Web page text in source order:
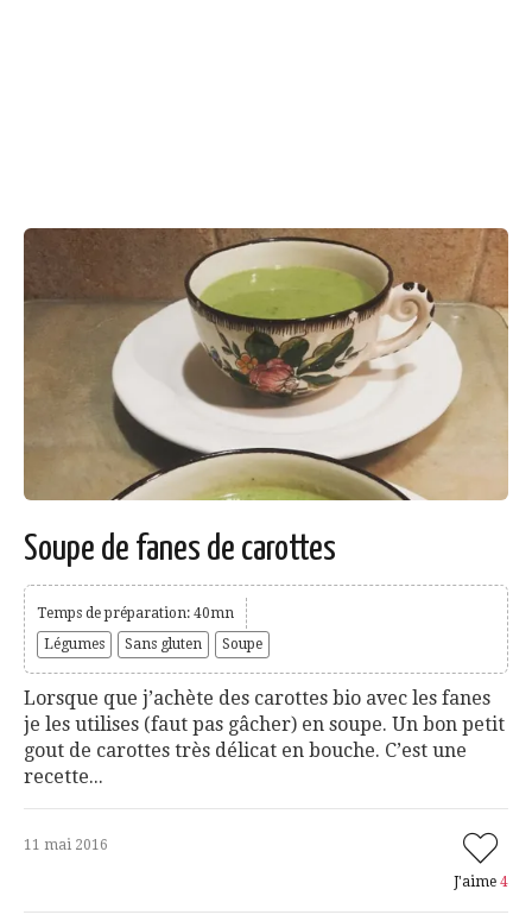
Soupe de fanes de carottes
Temps de préparation: 40mn
Légumes
Sans gluten Soupe
Lorsque que j’achète des carottes bio avec les fanes
je les utilises (faut pas gâcher) en soupe. Un bon petit
gout de carottes très délicat en bouche. C’est une
recette...
11 mai 2016
J'aime 4